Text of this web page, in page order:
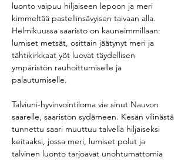
luonto vaipuu hiljaiseen lepoon ja meri
kimmeltää pastellinsävyisen taivaan alla.
Helmikuussa saaristo on kauneimmillaan:
lumiset metsät, osittain jäätynyt meri ja
tähtikirkkaat yöt luovat täydellisen
ympäristön rauhoittumiselle ja
palautumiselle.
Talviuni-hyvinvointiloma vie sinut Nauvon
saarelle, saariston sydämeen. Kesän vilinästä
tunnettu saari muuttuu talvella hiljaiseksi
keitaaksi, jossa meri, lumiset polut ja
talvinen luonto tarjoavat unohtumattomia